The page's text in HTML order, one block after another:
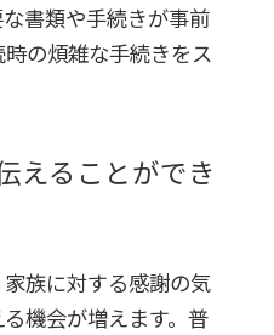
書類や手続きが事前
時の煩雑な手続きをス
えることができ
族に対する感謝の気
機会が増えます。普